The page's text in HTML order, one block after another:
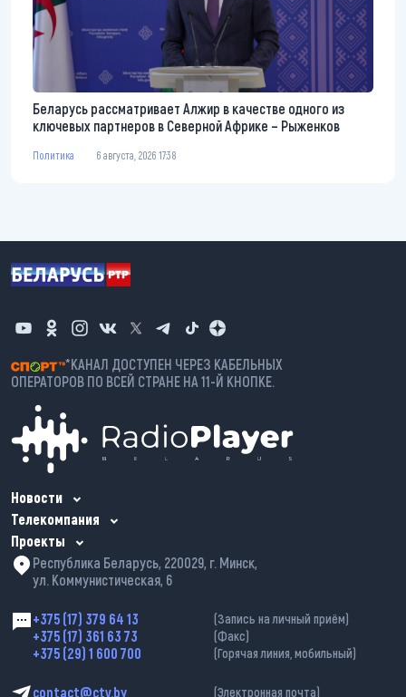
Беларусь рассматривает Алжир в качестве одного из
ключевых партнеров в Северной Африке – Рыженков
Политика 6 августа, 2026 17:38
*КАНАЛ ДОСТУПЕН ЧЕРЕЗ КАБЕЛЬНЫХ
ОПЕРАТОРОВ ПО ВСЕЙ СТРАНЕ НА 11-Й КНОПКЕ.
Новости
Телекомпания
Проекты
Республика Беларусь, 220029, г. Минск,
ул. Коммунистическая, 6
+375 (17) 379 64 13 (Запись на личный приём)
+375 (17) 361 63 73 (Факс)
+375 (29) 1 600 700 (Горячая линия, мобильный)
contact@ctv.by (Электронная почта)